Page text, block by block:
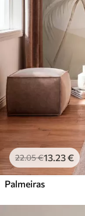
22.05€13.23€
Palmeiras